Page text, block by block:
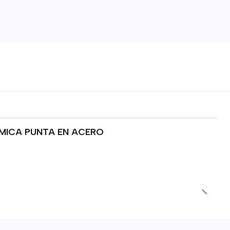
PUNTA EN ACERO